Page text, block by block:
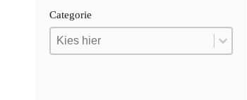
Categorie
Categorie
Categorie
Categorie